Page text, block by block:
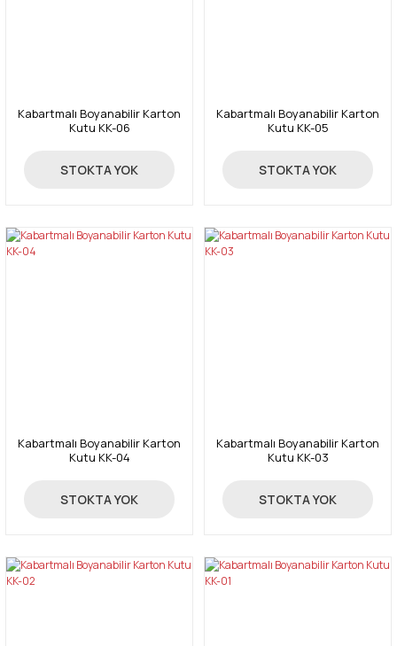
Kabartmalı Boyanabilir Karton
Kutu KK-06
47,00 TL
STOKTA YOK
Kabartmalı Boyanabilir Karton
Kutu KK-05
45,00 TL
STOKTA YOK
Kabartmalı Boyanabilir Karton
Kutu KK-04
45,00 TL
STOKTA YOK
Kabartmalı Boyanabilir Karton
Kutu KK-03
47,00 TL
STOKTA YOK